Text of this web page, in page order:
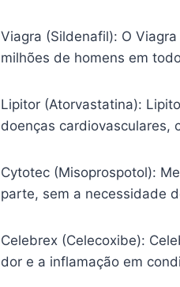
Viagra (Sildenafil): O
milhões de homens em
Lipitor (Atorvastatina):
doenças cardiovasculares,
Cytotec (Misoprospotol):
parte, sem a necessidade
Celebrex (Celecoxibe):
dor e a inflamação em